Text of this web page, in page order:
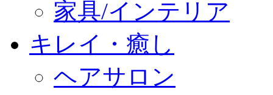
家具/インテリア
キレイ・癒し
ヘアサロン